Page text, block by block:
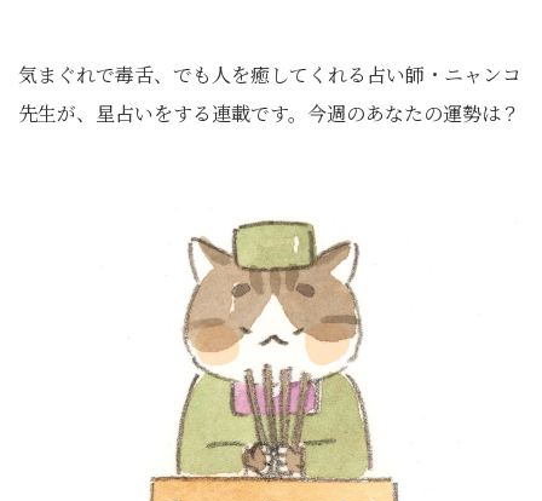
気まぐれで毒舌、でも人を癒してくれる占い師・ニャンコ
先生が、星占いをする連載です。今週のあなたの運勢は？